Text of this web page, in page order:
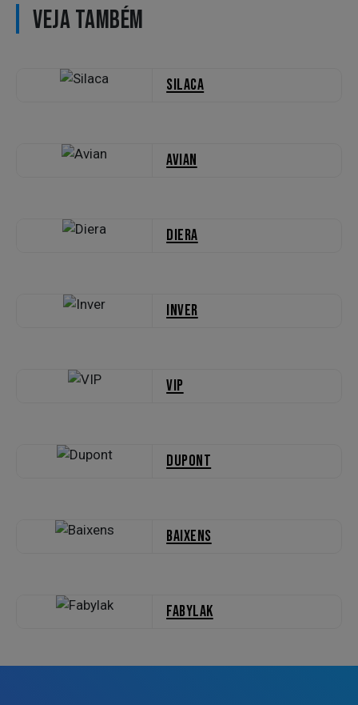
VEJA TAMBÉM
Silaca
Avian
Diera
Inver
VIP
Dupont
Baixens
Fabylak